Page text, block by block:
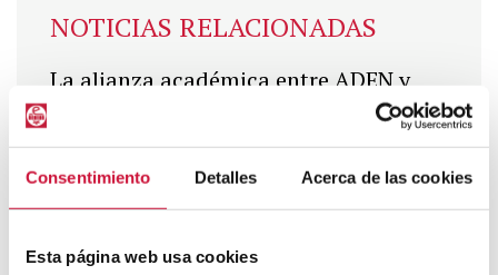
Consentimiento Detalles Acerca de las cookies
Esta página web usa cookies
NOTICIAS RELACIONADAS
La alianza académica entre ADEN y
Euncet: una experiencia inolvidable en
Barcelona que conecta inteligencia
artificial, liderazgo y futuro
empresarial
Más info